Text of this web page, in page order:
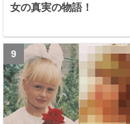
女の真実の物語！